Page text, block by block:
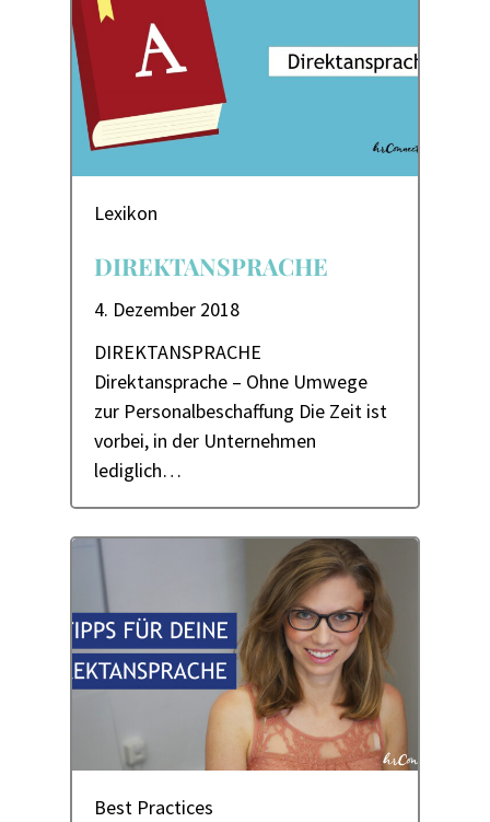
Lexikon
4. Dezember 2018
DIREKTANSPRACHE
DIREKTANSPRACHE
Direktansprache – Ohne Umwege
zur Personalbeschaffung Die Zeit ist
vorbei, in der Unternehmen
lediglich…
Best Practices